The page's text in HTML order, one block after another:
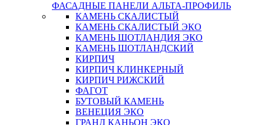
ФАСАДНЫЕ ПАНЕЛИ АЛЬТА-ПРОФИЛЬ
КАМЕНЬ СКАЛИСТЫЙ
КАМЕНЬ СКАЛИСТЫЙ ЭКО
КАМЕНЬ ШОТЛАНДИЯ ЭКО
КАМЕНЬ ШОТЛАНДСКИЙ
КИРПИЧ
КИРПИЧ КЛИНКЕРНЫЙ
КИРПИЧ РИЖСКИЙ
ФАГОТ
БУТОВЫЙ КАМЕНЬ
ВЕНЕЦИЯ ЭКО
ГРАНД КАНЬОН ЭКО